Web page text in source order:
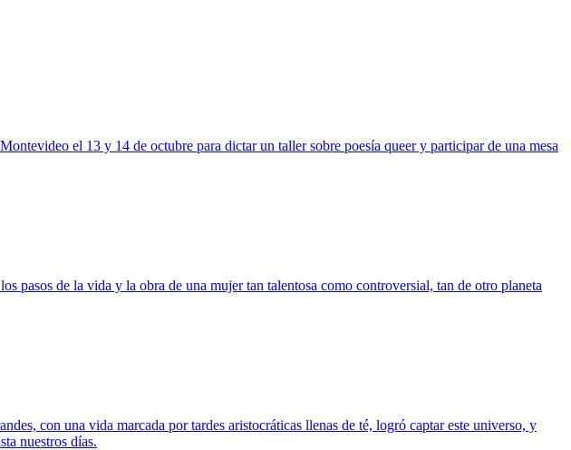
el 13 y 14 de octubre para dictar un taller sobre poesía queer y participar de una mesa
pasos de la vida y la obra de una mujer tan talentosa como controversial, tan de otro planeta
con una vida marcada por tardes aristocráticas llenas de té, logró captar este universo, y
nuestros días.